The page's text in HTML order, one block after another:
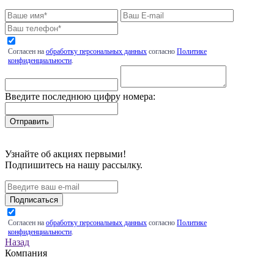
Согласен на обработку персональных данных согласно Политике
конфиденциальности.
Введите последнюю цифру номера:
Узнайте об акциях первыми!
Подпишитесь на нашу рассылку.
Подписаться
Согласен на обработку персональных данных согласно Политике
конфиденциальности.
Назад
Компания